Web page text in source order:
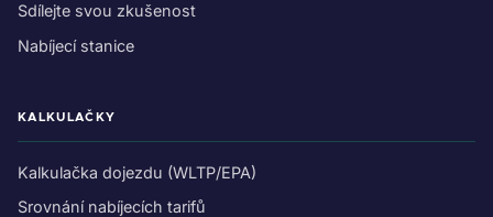
Sdílejte svou zkušenost
Nabíjecí stanice
KALKULAČKY
Kalkulačka dojezdu (WLTP/EPA)
Srovnání nabíjecích tarifů